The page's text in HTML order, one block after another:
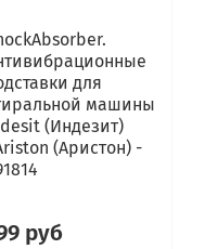
для
машины
(Индезит)
(Аристон) -
руб